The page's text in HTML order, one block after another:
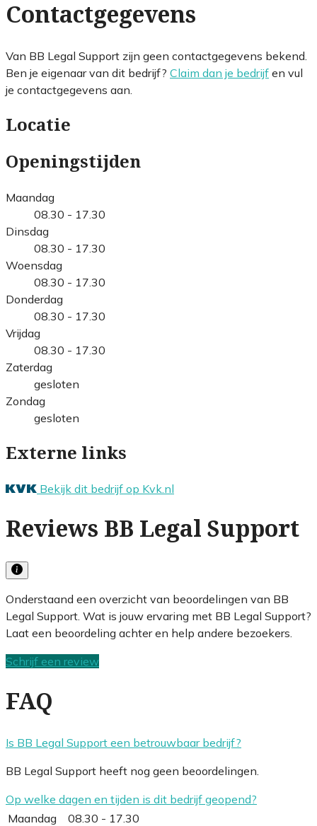
Contactgegevens
Van BB Legal Support zijn geen contactgegevens bekend.
Ben je eigenaar van dit bedrijf? Claim dan je bedrijf en vul
je contactgegevens aan.
Locatie
Openingstijden
Maandag
08.30 - 17.30
Dinsdag
08.30 - 17.30
Woensdag
08.30 - 17.30
Donderdag
08.30 - 17.30
Vrijdag
08.30 - 17.30
Zaterdag
gesloten
Zondag
gesloten
Externe links
Bekijk dit bedrijf op Kvk.nl
Reviews BB Legal Support
Onderstaand een overzicht van beoordelingen van BB
Legal Support. Wat is jouw ervaring met BB Legal Support?
Laat een beoordeling achter en help andere bezoekers.
Schrijf een review
FAQ
Is BB Legal Support een betrouwbaar bedrijf?
BB Legal Support heeft nog geen beoordelingen.
Op welke dagen en tijden is dit bedrijf geopend?
Maandag
08.30 - 17.30